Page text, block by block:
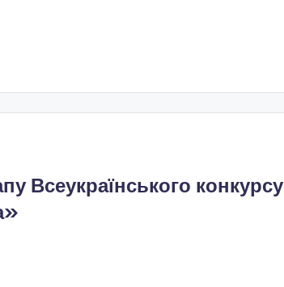
Всеукраїнського конкурсу